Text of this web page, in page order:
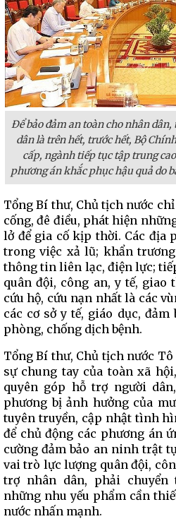
Để bảo đảm an toàn cho nhân
dân là trên hết, trước hết, Bộ
cấp, ngành tiếp tục tập trung
phương án khắc phục hậu quả do
Tổng Bí thư, Chủ tịch nước
cống, đê điều, phát hiện
lở để gia cố kịp thời. Các địa
trong việc xả lũ; khẩn
thông tin liên lạc, điện lực;
quân đội, công an, y tế,
cứu hộ, cứu nạn nhất là các
các cơ sở y tế, giáo dục,
phòng, chống dịch bệnh.
Tổng Bí thư, Chủ tịch nước
sự chung tay của toàn xã
quyên góp hỗ trợ người
phương bị ảnh hưởng của
tuyên truyền, cập nhật tình
để chủ động các phương án
cường đảm bảo an ninh trật
vai trò lực lượng quân đội,
trợ nhân dân, phải chuyển
những nhu yếu phẩm cần
nước nhấn mạnh.